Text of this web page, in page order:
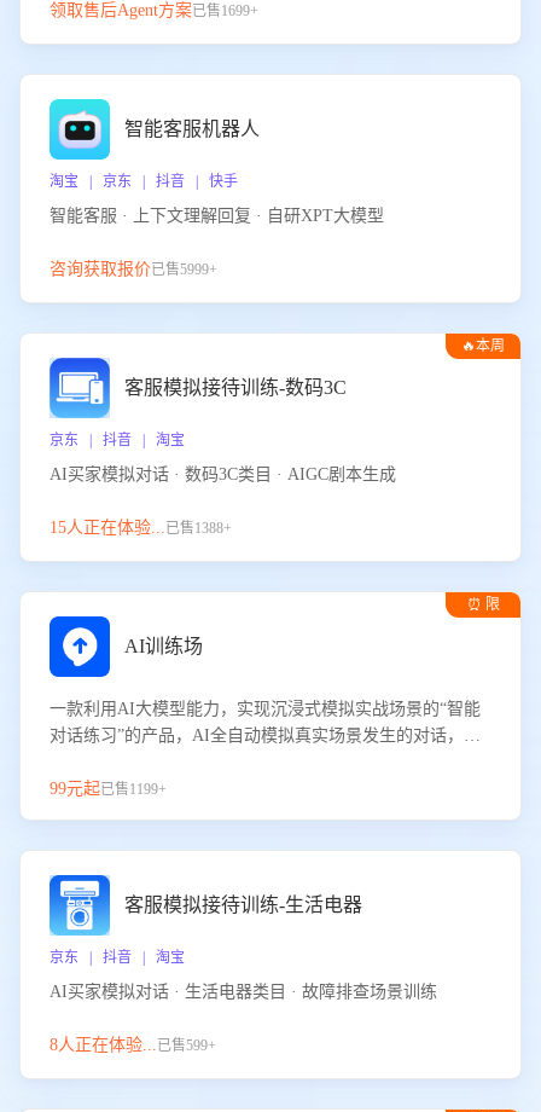
领取售后Agent方案已售1699+
智能客服机器人
淘宝 | 京东 | 抖音 | 快手
智能客服 · 上下文理解回复 · 自研XPT大模型
咨询获取报价已售5999+
🔥本周
客服模拟接待训练-数码3C
京东 | 抖音 | 淘宝
AI买家模拟对话 · 数码3C类目 · AIGC剧本生成
15人正在体验...已售1388+
⏰ 限
AI训练场
一款利用AI大模型能力，实现沉浸式模拟实战场景的“智能
对话练习”的产品，AI全自动模拟真实场景发生的对话，企
服能力。
99元起已售1199+
客服模拟接待训练-生活电器
京东 | 抖音 | 淘宝
AI买家模拟对话 · 生活电器类目 · 故障排查场景训练
8人正在体验...已售599+